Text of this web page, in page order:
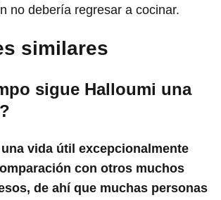
no debería regresar a cocinar.
similares
sigue Halloumi una
vida útil excepcionalmente
con otros muchos
de ahí que muchas personas